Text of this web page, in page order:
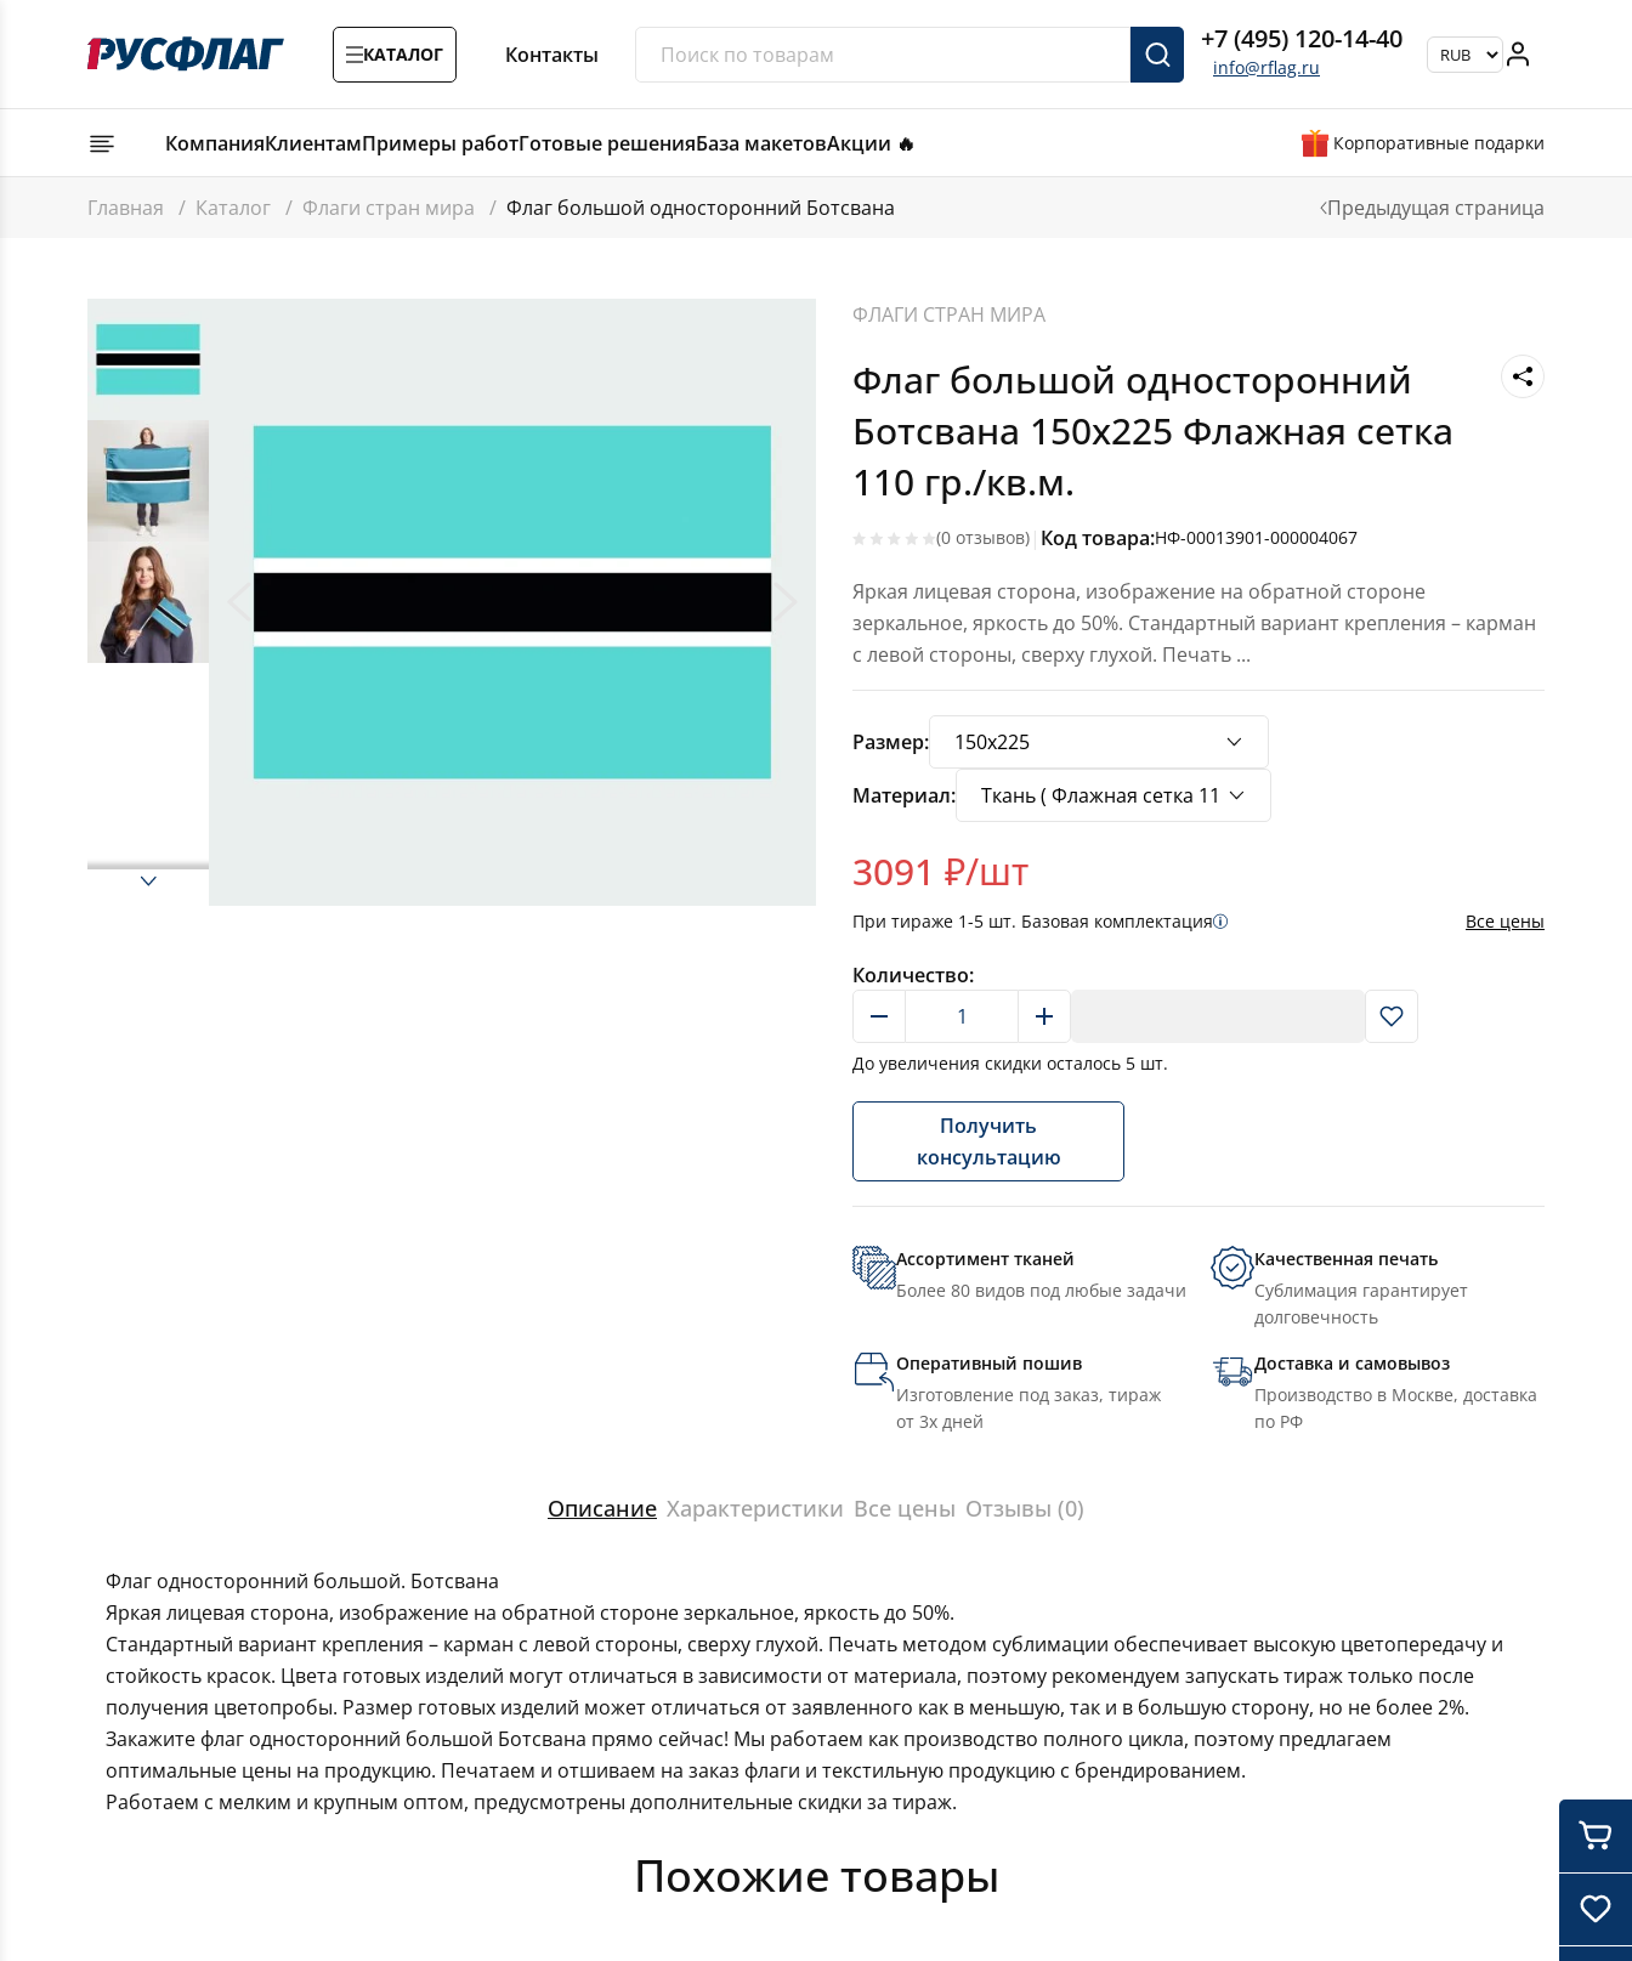
КАТАЛОГ Контакты +7 (495) 120-14-40
info@rflag.ru
КомпанияКлиентамПримеры работГотовые решенияБаза макетовАкции 🔥 Корпоративные подарки
Главная / Каталог / Флаги стран мира / Флаг большой односторонний Ботсвана Предыдущая страница
ФЛАГИ СТРАН МИРА
Флаг большой односторонний
Ботсвана 150х225 Флажная сетка
110 гр./кв.м.
(0 отзывов) | Код товара:НФ-00013901-000004067
Яркая лицевая сторона, изображение на обратной стороне
зеркальное, яркость до 50%. Стандартный вариант крепления – карман
с левой стороны, сверху глухой. Печать ...
Размер:
Материал:
3091 ₽/шт
При тираже 1-5 шт. Базовая комплектация Все цены
Количество:
До увеличения скидки осталось 5 шт.
Получить
консультацию
Ассортимент тканей
Более 80 видов под любые задачи
Качественная печать
Сублимация гарантирует
долговечность
Оперативный пошив
Изготовление под заказ, тираж
от 3х дней
Доставка и самовывоз
Производство в Москве, доставка
по РФ
Описание Характеристики Все цены Отзывы (0)
Флаг односторонний большой. Ботсвана
Яркая лицевая сторона, изображение на обратной стороне зеркальное, яркость до 50%.
Стандартный вариант крепления – карман с левой стороны, сверху глухой. Печать методом сублимации обеспечивает высокую цветопередачу и
стойкость красок. Цвета готовых изделий могут отличаться в зависимости от материала, поэтому рекомендуем запускать тираж только после
получения цветопробы. Размер готовых изделий может отличаться от заявленного как в меньшую, так и в большую сторону, но не более 2%.
Закажите флаг односторонний большой Ботсвана прямо сейчас! Мы работаем как производство полного цикла, поэтому предлагаем
оптимальные цены на продукцию. Печатаем и отшиваем на заказ флаги и текстильную продукцию с брендированием.
Работаем с мелким и крупным оптом, предусмотрены дополнительные скидки за тираж.
Похожие товары